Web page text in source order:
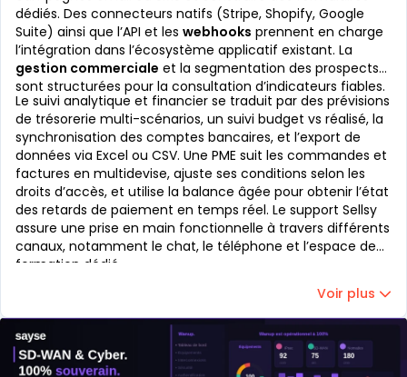
dédiés. Des connecteurs natifs (Stripe, Shopify, Google
Suite) ainsi que l’API et les webhooks prennent en charge
l’intégration dans l’écosystème applicatif existant. La
gestion commerciale et la segmentation des prospects
sont structurées pour la consultation d’indicateurs fiables.
Le suivi analytique et financier se traduit par des prévisions
de trésorerie multi-scénarios, un suivi budget vs réalisé, la
synchronisation des comptes bancaires, et l’export de
données via Excel ou CSV. Une PME suit les commandes et
factures en multidevise, ajuste ses conditions selon les
droits d’accès, et utilise la balance âgée pour obtenir l’état
des retards de paiement en temps réel. Le support Sellsy
assure une prise en main fonctionnelle à travers différents
canaux, notamment le chat, le téléphone et l’espace de
formation dédié.
Voir plus